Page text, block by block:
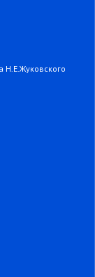
Н.Е.Жуковского